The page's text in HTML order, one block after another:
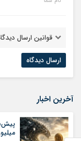
قوانین ارسال
آخرین اخبار